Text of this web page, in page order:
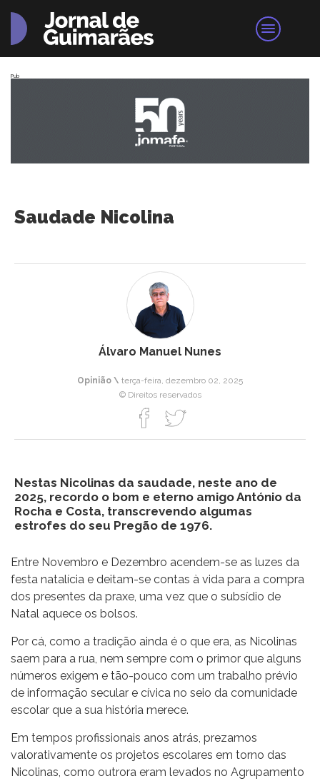
Pub
Saudade Nicolina
Álvaro Manuel Nunes
Opinião \ terça-feira, dezembro 02, 2025
© Direitos reservados
Nestas Nicolinas da saudade, neste ano de
2025, recordo o bom e eterno amigo António da
Rocha e Costa, transcrevendo algumas
estrofes do seu Pregão de 1976.
Entre Novembro e Dezembro acendem-se as luzes da
festa natalícia e deitam-se contas à vida para a compra
dos presentes da praxe, uma vez que o subsídio de
Natal aquece os bolsos.
Por cá, como a tradição ainda é o que era, as Nicolinas
saem para a rua, nem sempre com o primor que alguns
números exigem e tão-pouco com um trabalho prévio
de informação secular e cívica no seio da comunidade
escolar que a sua história merece.
Em tempos profissionais anos atrás, prezamos
valorativamente os projetos escolares em torno das
Nicolinas, como outrora eram levados no Agrupamento